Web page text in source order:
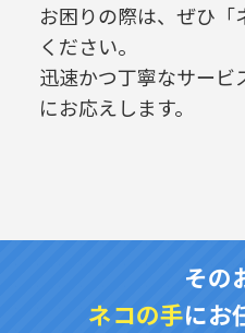
お困りの際は、ぜひ
ください。
迅速かつ丁寧なサービ
にお応えします。
その
ネコの手にお